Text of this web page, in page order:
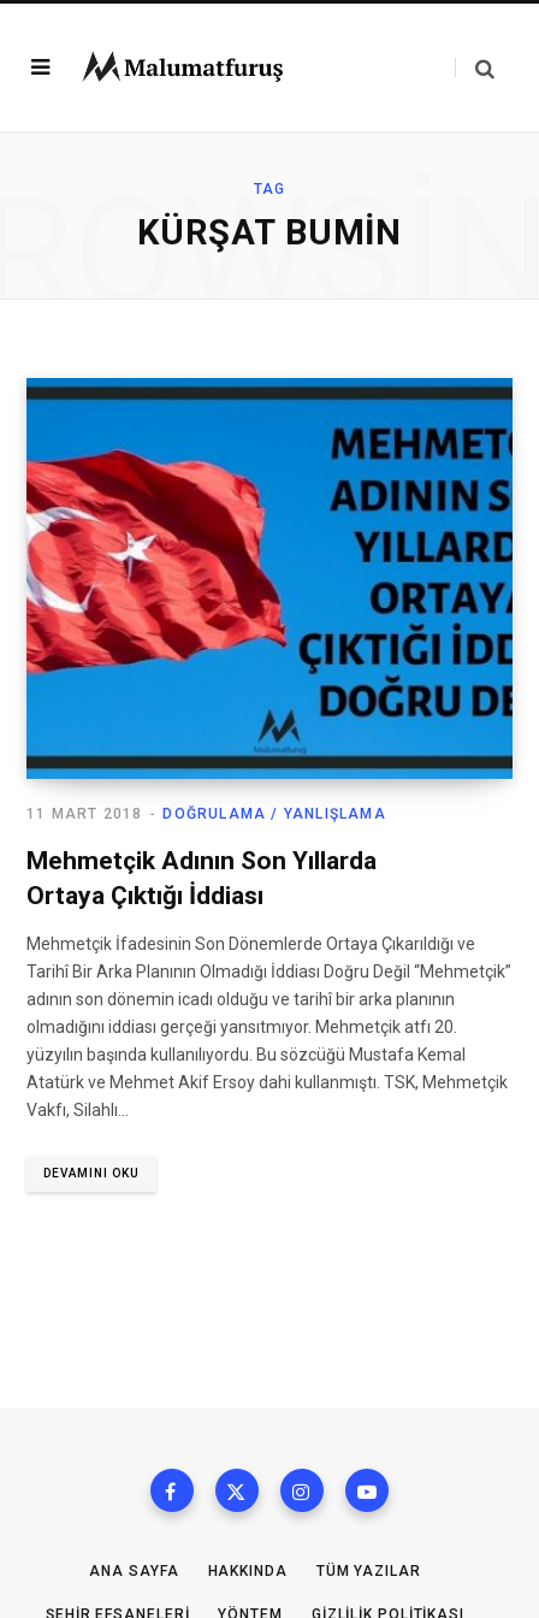
TAG
KÜRŞAT BUMIN
DOĞRULAMA / YANLIŞLAMA
11 MART 2018
Mehmetçik Adının Son Yıllarda
Ortaya Çıktığı İddiası
Mehmetçik İfadesinin Son Dönemlerde Ortaya Çıkarıldığı ve
Tarihî Bir Arka Planının Olmadığı İddiası Doğru Değil “Mehmetçik”
adının son dönemin icadı olduğu ve tarihî bir arka planının
olmadığını iddiası gerçeği yansıtmıyor. Mehmetçik atfı 20.
yüzyılın başında kullanılıyordu. Bu sözcüğü Mustafa Kemal
Atatürk ve Mehmet Akif Ersoy dahi kullanmıştı. TSK, Mehmetçik
Vakfı, Silahlı…
DEVAMINI OKU
ANA SAYFA HAKKINDA TÜM YAZILAR
ŞEHIR EFSANELERI YÖNTEM GIZLILIK POLITIKASI